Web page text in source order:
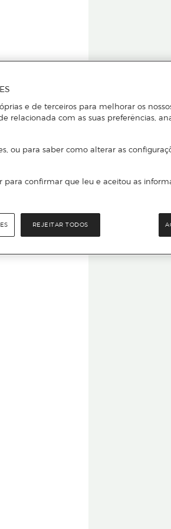
Inglés.
e de terceiros para melhorar os
relacionada com as suas preferências,
ou para saber como alterar as
para confirmar que leu e aceitou as
REJEITAR TODOS